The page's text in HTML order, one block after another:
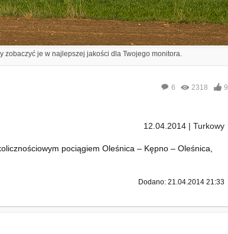
zobaczyć je w najlepszej jakości dla Twojego monitora.
6 2318 9
12.04.2014 | Turkowy
pociągiem Oleśnica – Kępno – Oleśnica,
Dodano: 21.04.2014 21:33